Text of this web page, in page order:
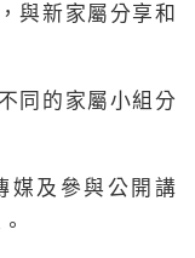
與新家屬分享和
同的家屬小組分
媒及參與公開講